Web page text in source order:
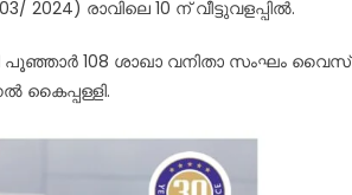
രാവിലെ 10 ന് വീട്ടുവളപ്പിൽ.
പൂഞ്ഞാർ 108 ശാഖാ വനിതാ സംഘം വൈസ്
കൈപ്പള്ളി.